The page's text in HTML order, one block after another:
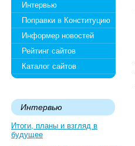
Интервью
Поправки в Конституцию
Информер новостей
Рейтинг сайтов
Каталог сайтов
Интервью
Итоги, планы и взгляд в
будущее